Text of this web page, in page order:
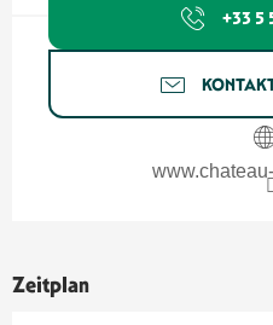
+33 5
Zeitplan